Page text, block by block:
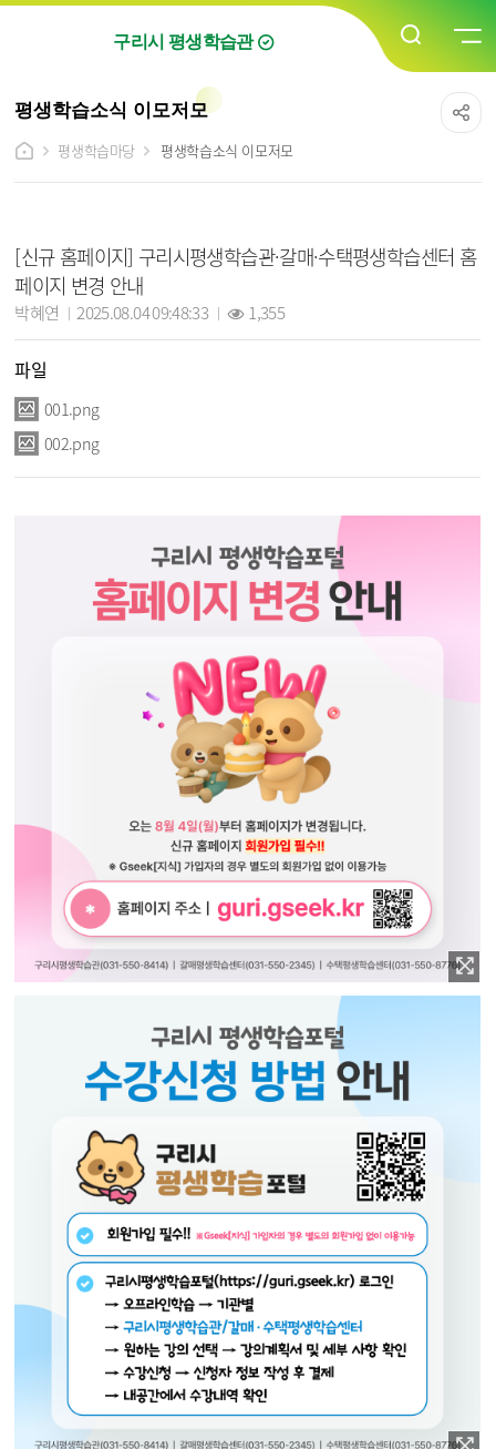
구리시 평생학습관
평생학습소식 이모저모
평생학습마당
평생학습소식 이모저모
[신규 홈페이지] 구리시평생학습관·갈매·수택평생학습센터 홈
페이지 변경 안내
박혜연 2025.08.04 09:48:33 1,355
파일
001.png
002.png